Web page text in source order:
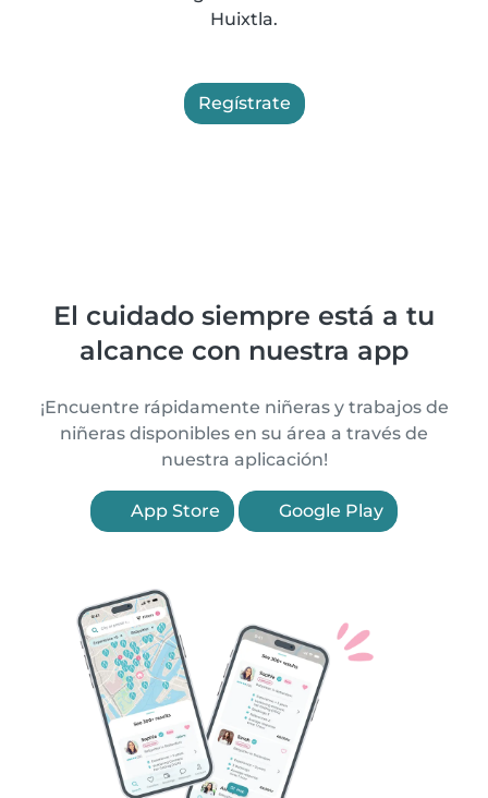
Huixtla.
Regístrate
El cuidado siempre está a tu
alcance con nuestra app
¡Encuentre rápidamente niñeras y trabajos de
niñeras disponibles en su área a través de
nuestra aplicación!
App Store Google Play